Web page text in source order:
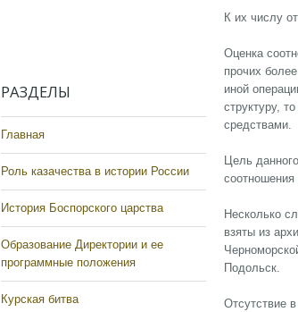
РАЗДЕЛЫ
Главная
Роль казачества в истории России
История Боспорского царства
Образование Директории и ее
программные положения
Курская битва
К их числу
Оценка
прочих
иной
структуру,
средствами.
Цель
соотношения
Несколько
взяты из
Подольск.
Отсутствие